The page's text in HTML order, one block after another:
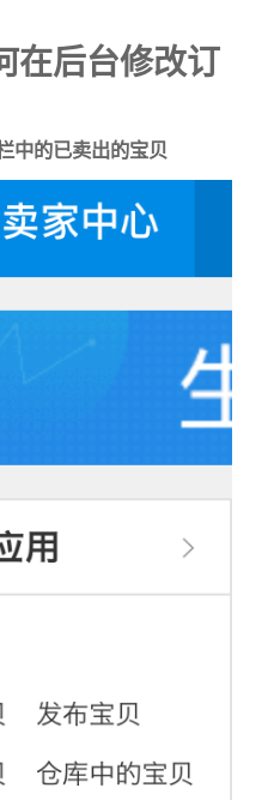
在后台修改订
中的已卖出的宝贝